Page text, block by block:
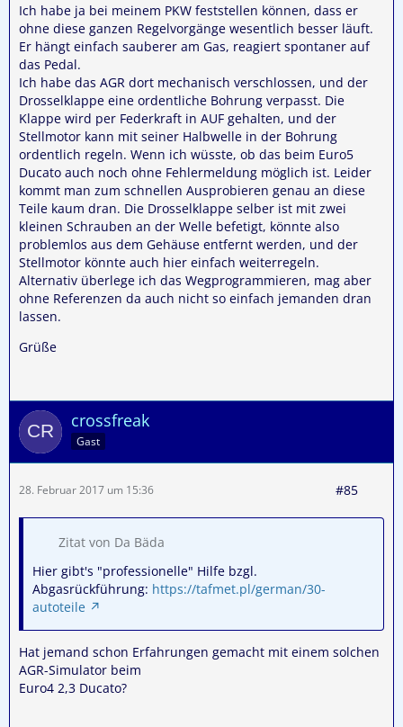
Ich habe ja bei meinem PKW feststellen können, dass er
ohne diese ganzen Regelvorgänge wesentlich besser läuft.
Er hängt einfach sauberer am Gas, reagiert spontaner auf
das Pedal.
Ich habe das AGR dort mechanisch verschlossen, und der
Drosselklappe eine ordentliche Bohrung verpasst. Die
Klappe wird per Federkraft in AUF gehalten, und der
Stellmotor kann mit seiner Halbwelle in der Bohrung
ordentlich regeln. Wenn ich wüsste, ob das beim Euro5
Ducato auch noch ohne Fehlermeldung möglich ist. Leider
kommt man zum schnellen Ausprobieren genau an diese
Teile kaum dran. Die Drosselklappe selber ist mit zwei
kleinen Schrauben an der Welle befetigt, könnte also
problemlos aus dem Gehäuse entfernt werden, und der
Stellmotor könnte auch hier einfach weiterregeln.
Alternativ überlege ich das Wegprogrammieren, mag aber
ohne Referenzen da auch nicht so einfach jemanden dran
lassen.
Grüße
crossfreak
Gast
28. Februar 2017 um 15:36 #85
Zitat von Da Bäda
Hier gibt's "professionelle" Hilfe bzgl.
Abgasrückführung: https://tafmet.pl/german/30-
autoteile
Hat jemand schon Erfahrungen gemacht mit einem solchen
AGR-Simulator beim
Euro4 2,3 Ducato?